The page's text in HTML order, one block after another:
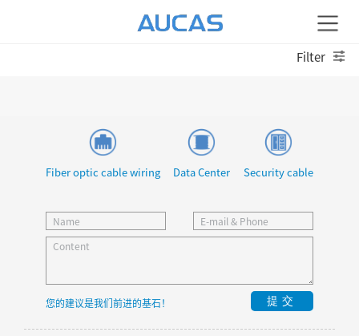
Filter
Fiber optic cable wiring Data Center Security cable
您的建议是我们前进的基石！ 提交